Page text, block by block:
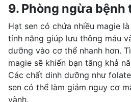
9. Phòng ngừa bệnh
Hạt sen có chứa nhiều magie
tính năng giúp lưu thông máu
dưỡng vào cơ thể nhanh hơn.
magie sẽ khiến bạn tăng khả
Các chất dinh dưỡng như
sen có thể làm giảm nguy cơ
vành.